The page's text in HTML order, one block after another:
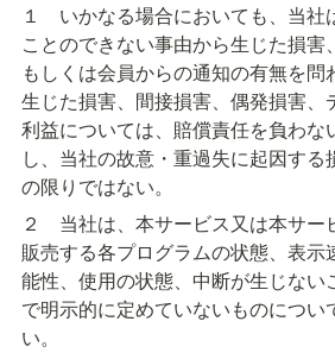
１　いかなる場合においても、当社
ことのできない事由から生じた損害
もしくは会員からの通知の有無を問
生じた損害、間接損害、偶発損害、
利益については、賠償責任を負わな
し、当社の故意・重過失に起因する
の限りではない。
２　当社は、本サービス又は本サー
販売する各プログラムの状態、表示
能性、使用の状態、中断が生じない
で明示的に定めていないものについ
い。